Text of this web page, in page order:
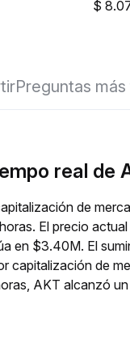
Preguntas
real de
de
El precio
en $3.40M. El
capitalización de
AKT alcanzó